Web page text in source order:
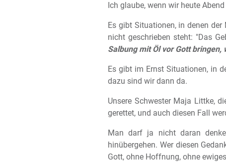
Ich glaube, wenn wir heute
Es gibt Situationen, in denen
nicht geschrieben steht: "Das
Salbung mit Öl vor Gott
Es gibt im Ernst Situationen, in
dazu sind wir dann da.
Unsere Schwester Maja Littke,
gerettet, und auch diesen Fall
Man darf ja nicht daran
hinübergehen. Wer diesen
Gott, ohne Hoffnung, ohne